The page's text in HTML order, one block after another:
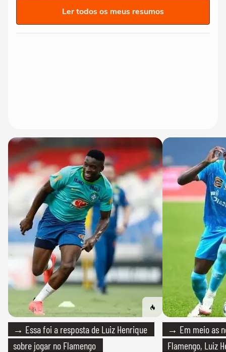
Ler todos os meus resumos
→ Essa foi a resposta de Luiz Henrique
sobre jogar no Flamengo
→ Em meio as
Flamengo, Luiz